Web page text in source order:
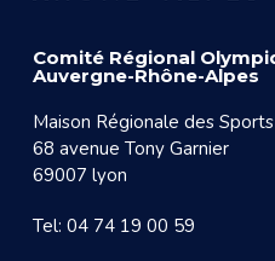
Comité Régional
Auvergne-Rhône-Alpes
Maison Régionale des Sports
68 avenue Tony Garnier
69007 lyon
Tel: 04 74 19 00 59